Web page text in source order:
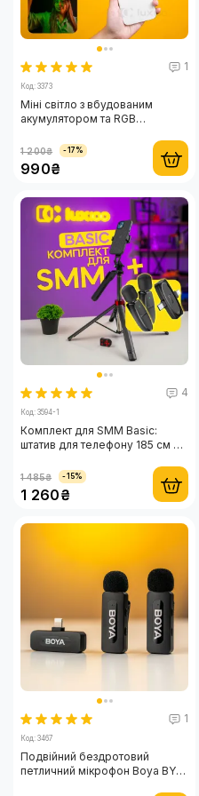
1
Код: 3373
Міні світло з вбудованим
акумулятором та RGB
1 200₴ -17%
990₴
4
Код: 3594-1
Комплект для SMM Basic:
штатив для телефону 185 см на
HOCO оригінал
Lightning/Type-C
1 485₴ -15%
1 260₴
1
Код: 3467
Подвійний бездротовий
петличний мікрофон Boya BY-